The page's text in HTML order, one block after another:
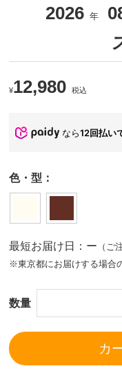
2026 年
¥12,980 税込
なら12回払い
色・型：
最短お届け日：ー （ご
※東京都にお届けする場合
数量
カ